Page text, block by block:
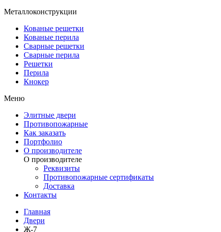
Металлоконструкции
Кованые решетки
Кованые перила
Сварные решетки
Сварные перила
Решетки
Перила
Кнокер
Меню
Элитные двери
Противопожарные
Как заказать
Портфолио
О производителе
О производителе
Реквизиты
Противопожарные сертификаты
Доставка
Контакты
Главная
Двери
Ж-7